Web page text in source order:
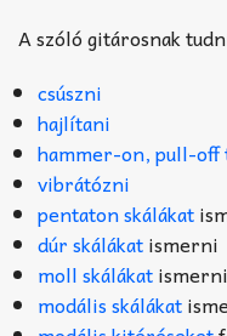
A szóló gitárosnak
csúszni
hajlítani
hammer-on, pull-
vibrátózni
pentaton skálákat
dúr skálákatismerni
moll skálákatismerni
modális skálákat